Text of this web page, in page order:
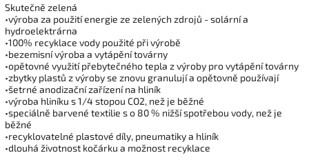
Skutečně zelená
•výroba za použití energie ze zelených zdrojů - solární a
hydroelektrárna
•100% recyklace vody použité při výrobě
•bezemisní výroba a vytápění továrny
•opětovné využití přebytečného tepla z výroby pro vytápění továrny
•zbytky plastů z výroby se znovu granulují a opětovně používají
•šetrné anodizační zařízení na hliník
•výroba hliníku s 1/4 stopou CO2, než je běžné
•speciálně barvené textilie s o 80 % nižší spotřebou vody, než je
běžné
•recyklovatelné plastové díly, pneumatiky a hliník
•dlouhá životnost kočárku a možnost recyklace